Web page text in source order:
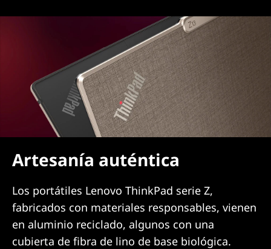
Artesanía auténtica
Los portátiles Lenovo ThinkPad serie Z,
fabricados con materiales responsables, vienen
en aluminio reciclado, algunos con una
cubierta de fibra de lino de base biológica.